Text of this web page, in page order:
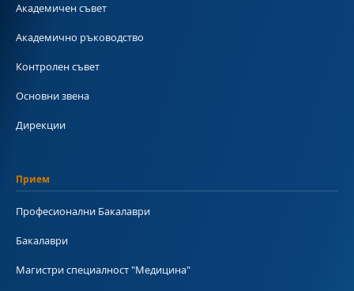
Академичен съвет
Академично ръководство
Контролен съвет
Основни звена
Дирекции
Прием
Професионални Бакалаври
Бакалаври
Магистри специалност "Медицина"